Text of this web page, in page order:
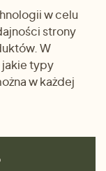
w celu
strony
W
jakie typy
w każdej